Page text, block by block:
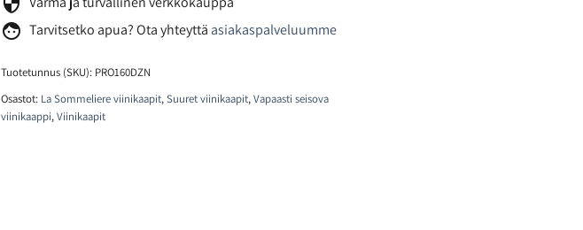
face Tarvitsetko apua? Ota yhteyttä asiakaspalveluumme
Tuotetunnus (SKU): PRO160DZN
Osastot: La Sommeliere viinikaapit,Suuret viinikaapit,Vapaasti seisova
viinikaappi,Viinikaapit